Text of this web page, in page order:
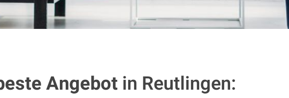
Angebotin Reutlingen: